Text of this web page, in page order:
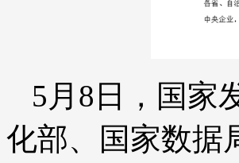
5月8日，国家
化部、国家数据